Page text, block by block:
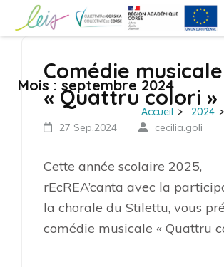
(Pressez
Entrée)
Mois : septembre 2024
Accueil > 2024 >
Comédie musicale
« Quattru colori »
27 Sep,2024 cecilia.goli
Cette année scolaire 2025,
rEcREA’canta avec la
la chorale du Stilettu, vous
comédie musicale « Quattru